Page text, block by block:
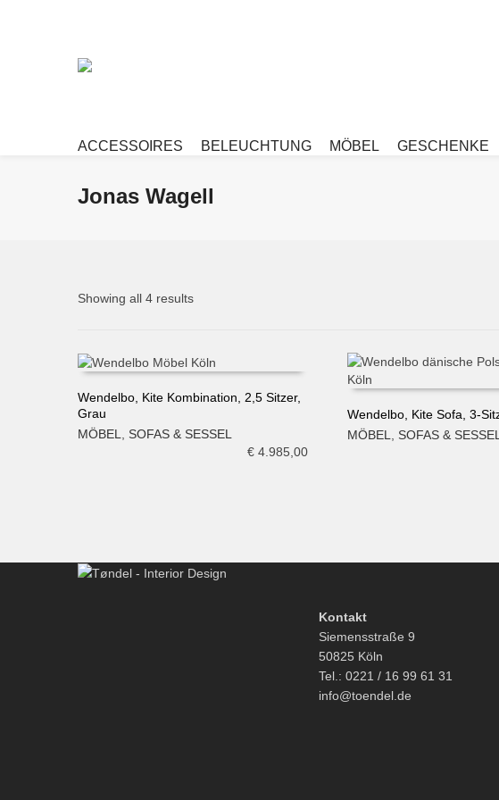
ACCESSOIRES BELEUCHTUNG MÖBEL GESCHENKE
Jonas Wagell
Showing all 4 results
IN DEN WARENKORB
Wendelbo, Kite Kombination, 2,5 Sitzer,
Grau
MÖBEL, SOFAS & SESSEL
€4.985,00
IN DEN WARENKORB
Wendelbo, Kite Sofa, 3-
MÖBEL
SOFAS & SESSEL
Kontakt
Siemensstraße 9
50825 Köln
Tel.: 0221 / 16 99 61 31
info@toendel.de